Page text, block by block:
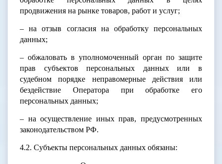
продвижения на рынке товаров, работ и услуг;
– на отзыв согласия на обработку персональных
данных;
– обжаловать в уполномоченный орган по защите
прав субъектов персональных данных или в
судебном порядке неправомерные действия или
бездействие Оператора при обработке его
персональных данных;
– на осуществление иных прав, предусмотренных
законодательством РФ.
4.2. Субъекты персональных данных обязаны: